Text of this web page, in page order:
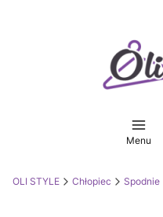
Menu
OLI STYLE Chłopiec Spodnie